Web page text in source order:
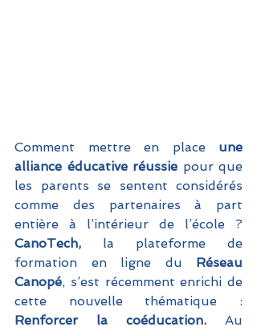
Comment mettre en place une
alliance éducative réussie pour que
les parents se sentent considérés
comme des partenaires à part
entière à l’intérieur de l’école ?
CanoTech, la plateforme de
formation en ligne du Réseau
Canopé, s’est récemment enrichi de
cette nouvelle thématique :
Renforcer la coéducation. Au